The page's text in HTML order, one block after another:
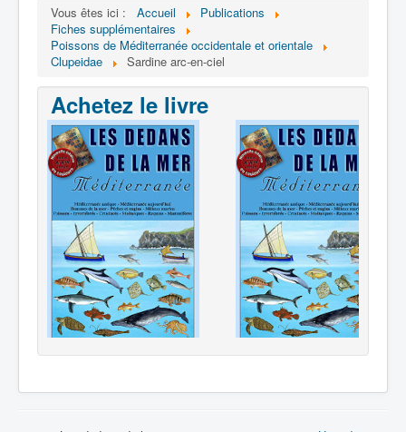
Vous êtes ici : Accueil
Publications
Fiches supplémentaires
Poissons de Méditerranée occidentale et orientale
Clupeidae
Sardine arc-en-ciel
Achetez le livre